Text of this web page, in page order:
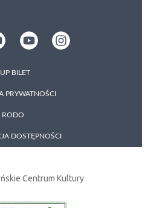
BILET
PRYWATNOŚCI
RODO
DOSTĘPNOŚCI
Centrum Kultury